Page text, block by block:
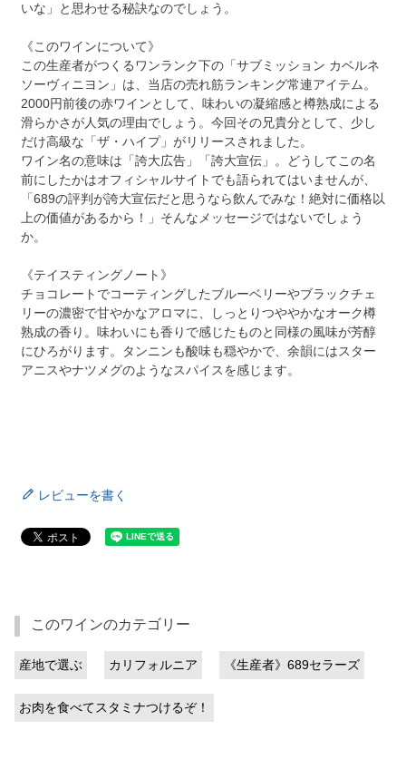
いな」と思わせる秘訣なのでしょう。
《このワインについて》
この生産者がつくるワンランク下の「サブミッション カベルネ
ソーヴィニヨン」は、当店の売れ筋ランキング常連アイテム。
2000円前後の赤ワインとして、味わいの凝縮感と樽熟成による
滑らかさが人気の理由でしょう。今回その兄貴分として、少し
だけ高級な「ザ・ハイプ」がリリースされました。
ワイン名の意味は「誇大広告」「誇大宣伝」。どうしてこの名
前にしたかはオフィシャルサイトでも語られてはいませんが、
「689の評判が誇大宣伝だと思うなら飲んでみな！絶対に価格以
上の価値があるから！」そんなメッセージではないでしょう
か。
《テイスティングノート》
チョコレートでコーティングしたブルーベリーやブラックチェ
リーの濃密で甘やかなアロマに、しっとりつややかなオーク樽
熟成の香り。味わいにも香りで感じたものと同様の風味が芳醇
にひろがります。タンニンも酸味も穏やかで、余韻にはスター
アニスやナツメグのようなスパイスを感じます。
レビューを書く
このワインのカテゴリー
産地で選ぶ カリフォルニア 《生産者》689セラーズ
お肉を食べてスタミナつけるぞ！